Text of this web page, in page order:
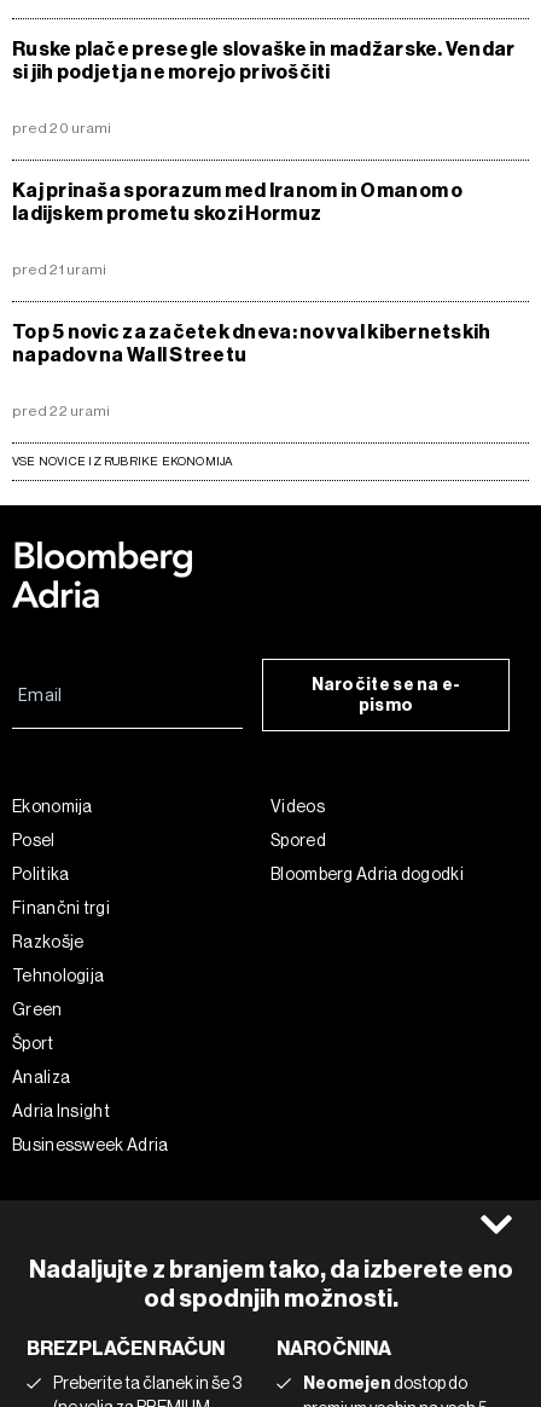
Ruske plače presegle slovaške in madžarske. Vendar
si jih podjetja ne morejo privoščiti
pred 20 urami
Kaj prinaša sporazum med Iranom in Omanom o
ladijskem prometu skozi Hormuz
pred 21 urami
Top 5 novic za začetek dneva: nov val kibernetskih
napadov na Wall Streetu
pred 22 urami
VSE NOVICE IZ RUBRIKE EKONOMIJA
Nadaljujte z branjem tako, da izberete eno
od spodnjih možnosti.
BREZPLAČEN RAČUN
Preberite ta članek in še 3
NAROČNINA
Neomejendostop do
Naročite se na e-
pismo
Ekonomija
Posel
Politika
Finančni trgi
Razkošje
Tehnologija
Green
Šport
Analiza
Adria Insight
Businessweek Adria
Videos
Spored
Bloomberg Adria dogodki
Piškotki
Marketing
Uporaba umetne inteligence
Instagram
Linkedin
Tiktok